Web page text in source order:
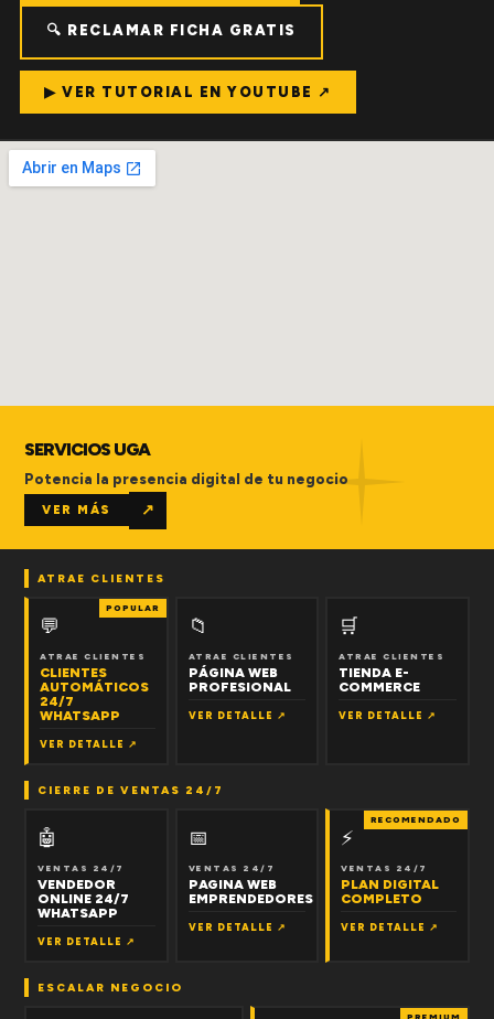
🔍 RECLAMAR FICHA GRATIS
▶ VER TUTORIAL EN YOUTUBE ↗
SERVICIOS UGA
Potencia la presencia digital de tu negocio
VER MÁS ↗
ATRAE CLIENTES
POPULAR
💬
ATRAE CLIENTES
CLIENTES
AUTOMÁTICOS
24/7
WHATSAPP
VER DETALLE ↗
📁
ATRAE CLIENTES
PÁGINA WEB
PROFESIONAL
VER DETALLE ↗
🛒
ATRAE CLIENTES
TIENDA E-
COMMERCE
VER DETALLE ↗
CIERRE DE VENTAS 24/7
🤖
VENTAS 24/7
VENDEDOR
ONLINE 24/7
WHATSAPP
VER DETALLE ↗
📅
VENTAS 24/7
PAGINA WEB
EMPRENDEDORES
VER DETALLE ↗
RECOMENDADO
⚡
VENTAS 24/7
PLAN DIGITAL
COMPLETO
VER DETALLE ↗
ESCALAR NEGOCIO
PREMIUM